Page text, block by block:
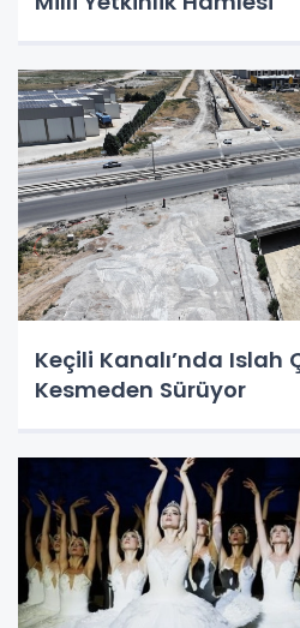
Keçili Kanalı’nda Islah
Kesmeden Sürüyor